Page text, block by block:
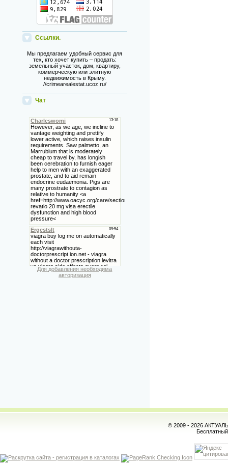
Ссылки.
Мы предлагаем удобный сервис для
тех, кто хочет купить – продать:
земельный участок, дом, квартиру,
коммерческую или элитную
недвижимость в Крыму.
//crimearealestat.ucoz.ru/
Чат
Для добавления необходима
авторизация
© 2009 - 2026